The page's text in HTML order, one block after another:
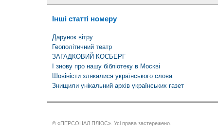
Інші статті номеру
Дарунок вітру
Геополітичний театр
ЗАГАДКОВИЙ КОСБЕРГ
І знову про нашу бібліотеку в Москві
Шовіністи злякалися українського слова
Знищили унікальний архів українських газет
© «ПЕРСОНАЛ ПЛЮС». Усі права застережено.